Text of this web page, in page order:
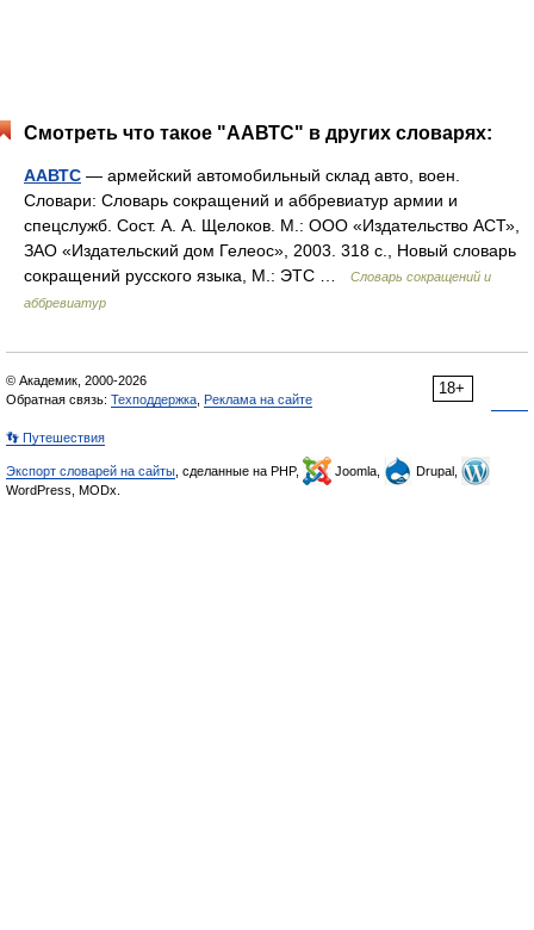
Смотреть что такое "ААВТС" в других словарях:
ААВТС — армейский автомобильный склад авто, воен.
Словари: Словарь сокращений и аббревиатур армии и
спецслужб. Сост. А. А. Щелоков. М.: ООО «Издательство АСТ»,
ЗАО «Издательский дом Гелеос», 2003. 318 с., Новый словарь
сокращений русского языка, М.: ЭТС …
Словарь сокращений и
аббревиатур
18+
© Академик, 2000-2026
Обратная связь: Техподдержка Реклама на сайте
👣 Путешествия
Экспорт словарей на сайты , сделанные на PHP, Joomla,
Drupal,
WordPress, MODx.